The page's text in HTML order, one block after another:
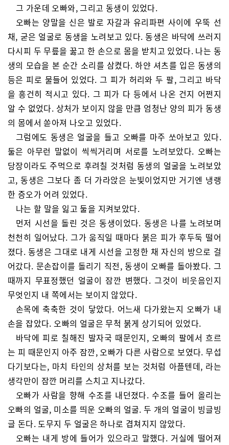
그 가운데 오빠와, 그리고 동생이 있었다.
오빠는 양말을 신은 발로 자갈과 유리파편 사이에 우뚝 선
채, 굳은 얼굴로 동생을 노려보고 있다. 동생은 바닥에 쓰러지
다시피 두 무릎을 꿇고 한 손으로 몸을 받치고 있었다. 나는 동
생의 모습을 본 순간 소리를 삼켰다. 하얀 셔츠를 입은 동생의
등은 피로 물들어 있었다. 그 피가 허리와 두 팔, 그리고 바닥
을 흥건히 적시고 있다. 그 피가 다 등에서 나온 건지 어쩐지
알 수 없었다. 상처가 보이지 않을 만큼 엄청난 양의 피가 동생
의 몸에서 쏟아져 나오고 있었다.
그럼에도 동생은 얼굴을 들고 오빠를 마주 쏘아보고 있다.
둘은 아무런 말없이 씩씩거리며 서로를 노려보았다. 오빠는
당장이라도 주먹으로 후려칠 것처럼 동생의 얼굴을 노려보았
고, 동생은 그보다 좀 더 가라앉은 눈빛이었지만 거기엔 냉랭
한 증오가 어려 있었다.
나는 할 말을 잃고 둘을 지켜보았다.
먼저 시선을 돌린 것은 동생이었다. 동생은 나를 노려보며
천천히 일어났다. 그가 움직일 때마다 붉은 피가 후두둑 떨어
졌다. 동생은 그대로 내게 시선을 고정한 채 자신의 방으로 걸
어갔다. 문손잡이를 돌리기 직전, 동생이 오빠를 돌아봤다. 그
때까지 무표정했던 얼굴이 잠깐 변했다. 그것이 비웃음인지
무엇인지 내 쪽에서는 보이지 않았다.
손목에 축축한 것이 닿았다. 어느새 다가왔는지 오빠가 내
손을 잡았다. 오빠의 얼굴은 무척 붉게 상기되어 있었다.
바닥에 피로 칠해진 발자국 때문인지, 오빠의 팔에서 흐르
는 피 때문인지 아주 잠깐, 오빠가 다른 사람으로 보였다. 무섭
다기보다는, 마치 타인의 상처를 보는 것처럼 아플텐데, 라는
생각만이 잠깐 머리를 스치고 지나갔다.
오빠가 사람을 향해 수조를 내던졌다. 수조를 들어 올리는
오빠의 얼굴, 미소를 띄운 오빠의 얼굴. 두 개의 얼굴이 빙글빙
글 돈다. 도무지 두 얼굴은 하나로 겹쳐지지 않았다.
오빠는 내게 방에 들어가 있으라고 말했다. 거실에 떨어져